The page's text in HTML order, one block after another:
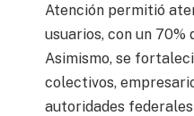
Atención permitió
usuarios, con un 70%
Asimismo, se
colectivos,
autoridades